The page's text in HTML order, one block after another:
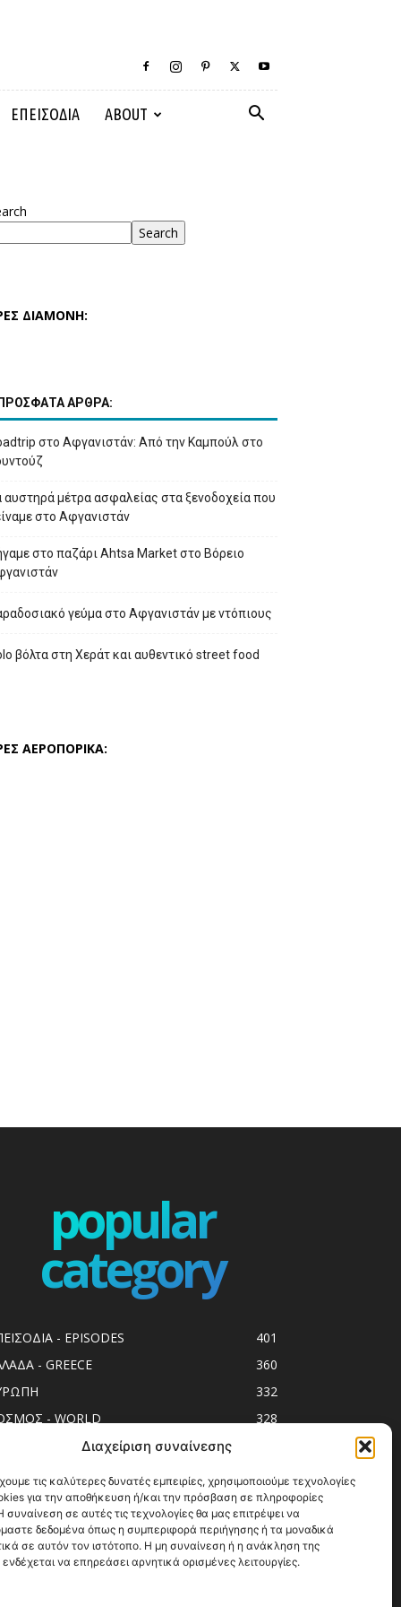
Διαχείριση συναίνεσης
τις καλύτερες δυνατές εμπειρίες, χρησιμοποιούμε τεχνολογίες
για την αποθήκευση ή/και την πρόσβαση σε πληροφορίες
σε αυτές τις τεχνολογίες θα μας επιτρέψει να
δεδομένα όπως η συμπεριφορά περιήγησης ή τα μοναδικά
σε αυτόν τον ιστότοπο. Η μη συναίνεση ή η ανάκληση της
να επηρεάσει αρνητικά ορισμένες λειτουργίες.
ΕΠΕΙΣΟΔΙΑ ABOUT
Search
ΔΙΑΜΟΝΗ:
ΠΡΟΣΦΑΤΑ ΑΡΘΡΑ:
στο Αφγανιστάν: Από την Καμπούλ στο
αυστηρά μέτρα ασφαλείας στα ξενοδοχεία που
στο Αφγανιστάν
στο παζάρι Ahtsa Market στο Βόρειο
γεύμα στο Αφγανιστάν με ντόπιους
βόλτα στη Χεράτ και αυθεντικό street food
ΑΕΡΟΠΟΡΙΚΑ:
popular
category
- EPISODES
401
- GREECE
360
332
- WORLD
328
spots
293
Release
250
243
ΟΔΗΓΟΙ
215